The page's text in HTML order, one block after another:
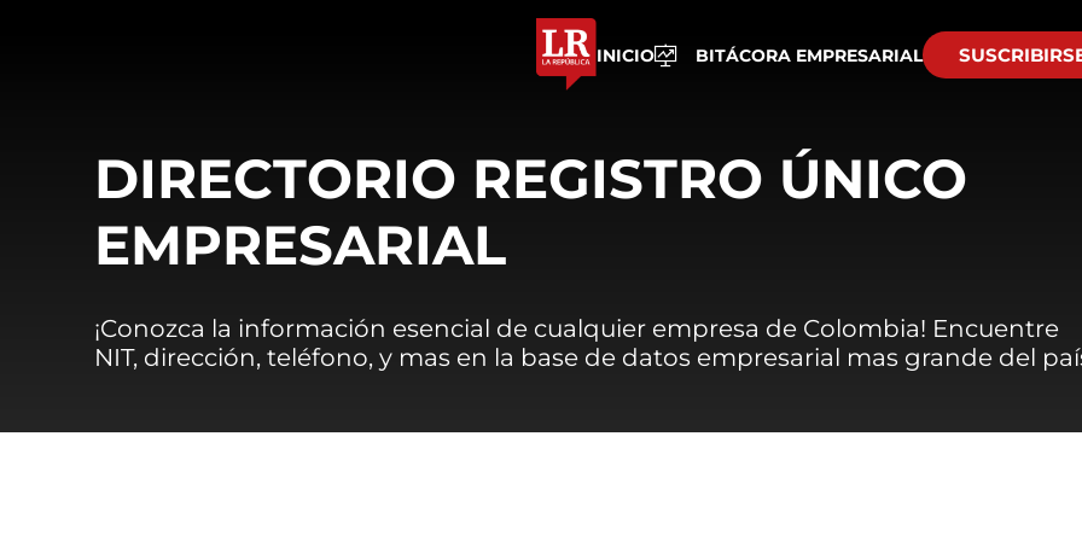
INICIO BITÁCORA EMPRESARIAL
DIRECTORIO REGISTRO ÚNICO
EMPRESARIAL
¡Conozca la información esencial de cualquier empresa de Colombia! Encuentre
NIT, dirección, teléfono, y mas en la base de datos empresarial mas grande del